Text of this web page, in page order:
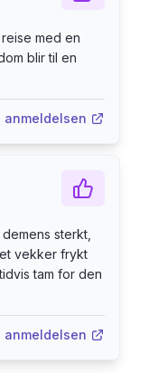
med en
blir til en
anmeldelsen
sterkt,
vekker frykt
tam for den
anmeldelsen